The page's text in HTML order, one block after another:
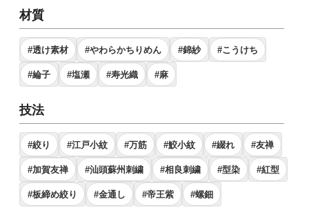
材質
#透け素材 #やわらかちりめん #錦紗 #こうけち
#綸子 #塩瀬 #寿光織 #麻
技法
#絞り #江戸小紋 #万筋 #鮫小紋 #綴れ #友禅
#加賀友禅 #汕頭蘇州刺繍 #相良刺繍 #型染 #紅型
#板締め絞り #金通し #帝王紫 #螺鈿